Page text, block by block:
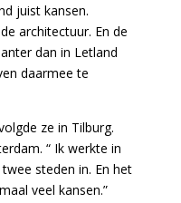
juist kansen.
architectuur. En de
dan in Letland
daarmee te
ze in Tilburg.
“ Ik werkte in
steden in. En het
veel kansen.”